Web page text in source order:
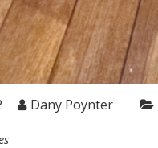
Dany Poynter